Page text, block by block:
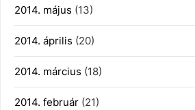
2014. május (13)
2014. április (20)
2014. március (18)
2014. február (21)